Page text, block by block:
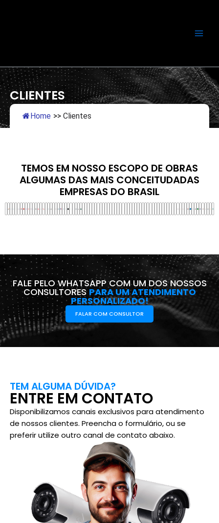
CLIENTES
Home >> Clientes
TEMOS EM NOSSO ESCOPO DE OBRAS
ALGUMAS DAS MAIS CONCEITUDADAS
EMPRESAS DO BRASIL
FALE PELO WHATSAPP COM UM DOS NOSSOS
CONSULTORES PARA UM ATENDIMENTO
PERSONALIZADO!
FALAR COM CONSULTOR
TEM ALGUMA DÚVIDA?
ENTRE EM CONTATO
Disponibilizamos canais exclusivos para atendimento
de nossos clientes. Preencha o formulário, ou se
preferir utilize outro canal de contato abaixo.